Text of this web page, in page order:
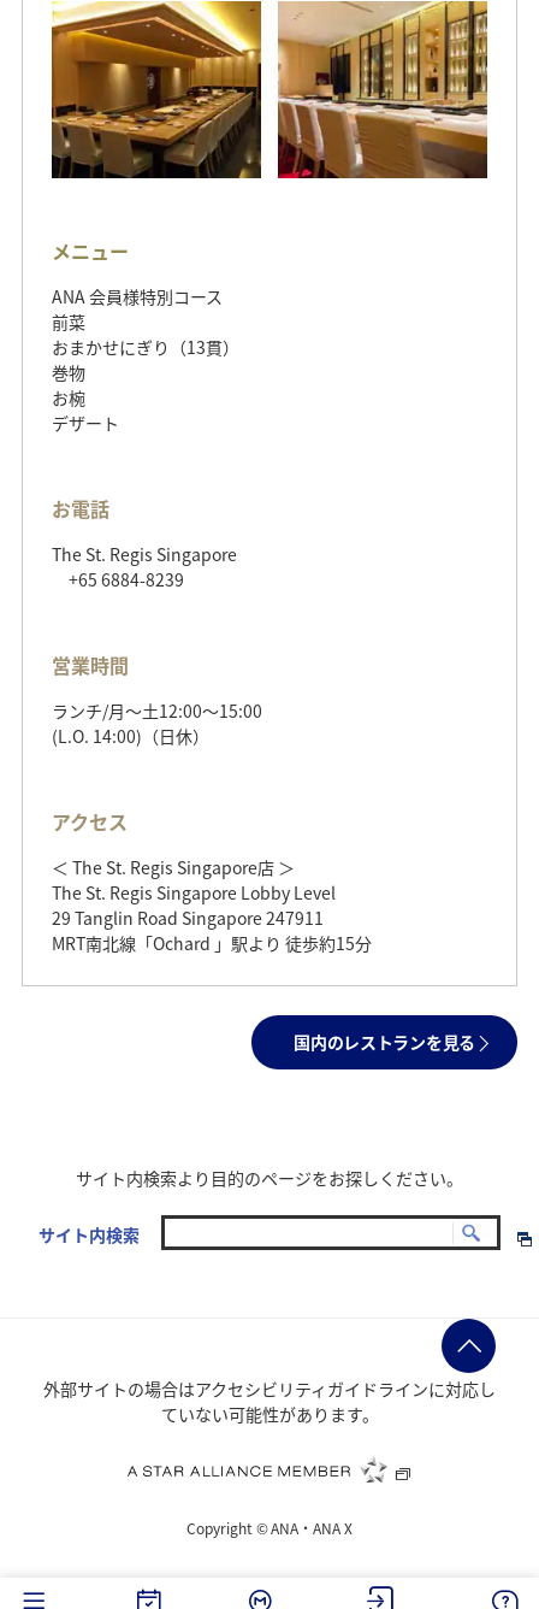
メニュー
ANA 会員様特別コース
前菜
おまかせにぎり（13貫）
巻物
お椀
デザート
お電話
The St. Regis Singapore
+65 6884-8239
営業時間
ランチ/月～土12:00～15:00
(L.O. 14:00)（日休）
アクセス
＜ The St. Regis Singapore店 ＞
The St. Regis Singapore Lobby Level
29 Tanglin Road Singapore 247911
MRT南北線「Ochard 」駅より 徒歩約15分
国内のレストランを見る
サイト内検索より目的のページをお探しください。
サイト内検索
外部サイトの場合はアクセシビリティガイドラインに対応し
ていない可能性があります。
Copyright ©ANA・ANA X